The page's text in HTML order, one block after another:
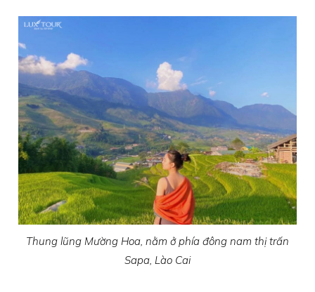
Thung lũng Mường Hoa, nằm ở phía đông nam thị trấn
Sapa, Lào Cai